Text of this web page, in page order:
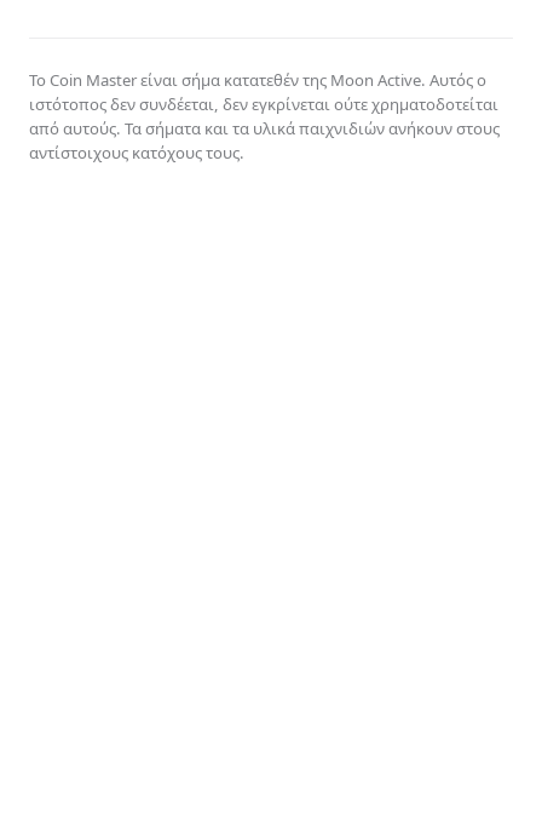
Το Coin Master είναι σήμα κατατεθέν της Moon Active. Αυτός ο
ιστότοπος δεν συνδέεται, δεν εγκρίνεται ούτε χρηματοδοτείται
από αυτούς. Τα σήματα και τα υλικά παιχνιδιών ανήκουν στους
αντίστοιχους κατόχους τους.